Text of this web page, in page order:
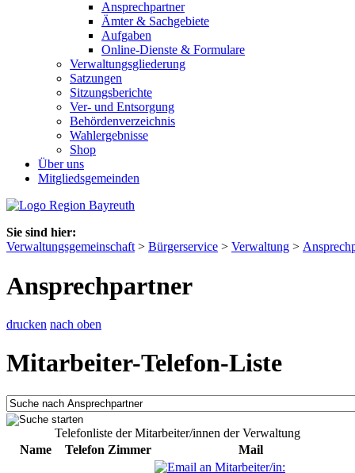
Ansprechpartner
Ämter & Sachgebiete
Aufgaben
Online-Dienste & Formulare
Verwaltungsgliederung
Satzungen
Sitzungsberichte
Ver- und Entsorgung
Behördenverzeichnis
Wahlergebnisse
Shop
Über uns
Mitgliedsgemeinden
Sie sind hier:
Verwaltungsgemeinschaft > Bürgerservice > Verwaltung >
Ansprechpartner
drucken nach oben
Mitarbeiter-Telefon-Liste
Telefonliste der Mitarbeiter/innen der Verwaltung
Name
Telefon Zimmer Mail